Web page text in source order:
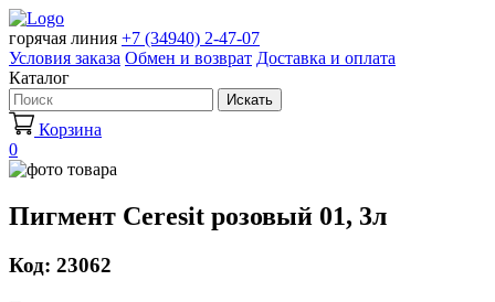
горячая линия +7 (34940) 2-47-07
Условия заказа Обмен и возврат Доставка и оплата
Каталог
Искать
Корзина
0
Пигмент Ceresit розовый 01, 3л
Код: 23062